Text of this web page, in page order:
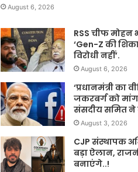
August 6, 2026
RSS चीफ मोहन
‘Gen-Z की
विरोधी नहीं’.
August 6, 2026
‘प्रधानमंत्री का
जकरबर्ग को
संसदीय समित ने
August 3, 2026
CJP संस्थापक
बड़ा ऐलान,
बनाएंगे..!